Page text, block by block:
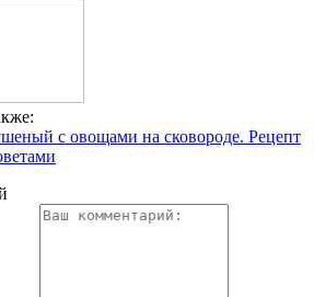
с овощами на сковороде. Рецепт